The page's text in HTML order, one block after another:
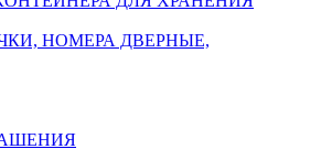
НОМЕРА ДВЕРНЫЕ,